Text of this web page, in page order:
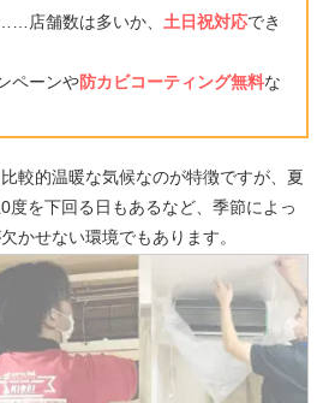
店舗数は多いか、 土日祝対応でき
ペーンや防カビコーティング無料な
較的温暖な気候なのが特徴ですが、夏
度を下回る日もあるなど、季節によっ
かせない環境でもあります。